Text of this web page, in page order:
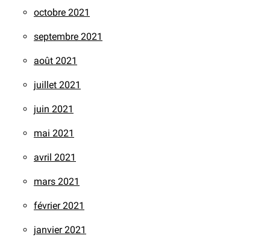
octobre 2021
septembre 2021
août 2021
juillet 2021
juin 2021
mai 2021
avril 2021
mars 2021
février 2021
janvier 2021